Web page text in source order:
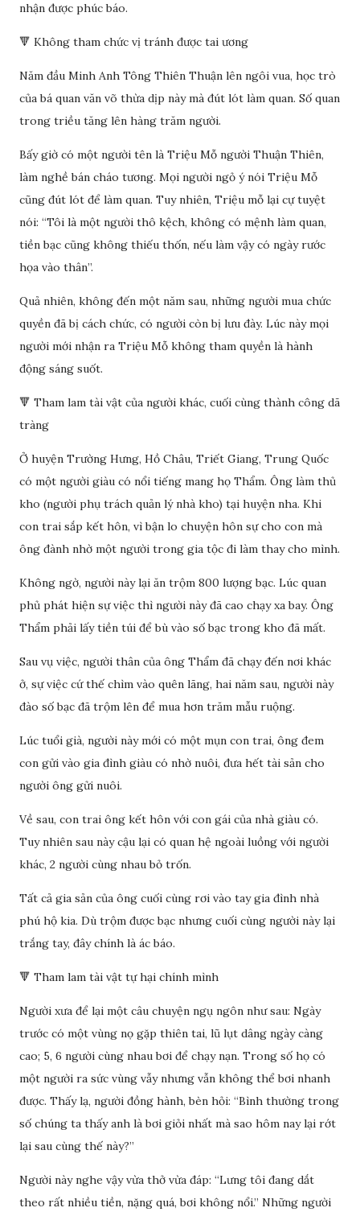
nhận được phúc báo.
🔻 Không tham chức vị tránh được tai ương
Năm đầu Minh Anh Tông Thiên Thuận lên ngôi vua, học trò
của bá quan văn võ thừa dịp này mà đút lót làm quan. Số quan
trong triều tăng lên hàng trăm người.
Bấy giờ có một người tên là Triệu Mỗ người Thuận Thiên,
làm nghề bán cháo tương. Mọi người ngỏ ý nói Triệu Mỗ
cũng đút lót để làm quan. Tuy nhiên, Triệu mỗ lại cự tuyệt
nói: “Tôi là một người thô kệch, không có mệnh làm quan,
tiền bạc cũng không thiếu thốn, nếu làm vậy có ngày rước
họa vào thân”.
Quả nhiên, không đến một năm sau, những người mua chức
quyền đã bị cách chức, có người còn bị lưu đày. Lúc này mọi
người mới nhận ra Triệu Mỗ không tham quyền là hành
động sáng suốt.
🔻 Tham lam tài vật của người khác, cuối cùng thành công dã
tràng
Ở huyện Trường Hưng, Hồ Châu, Triết Giang, Trung Quốc
có một người giàu có nổi tiếng mang họ Thẩm. Ông làm thủ
kho (người phụ trách quản lý nhà kho) tại huyện nha. Khi
con trai sắp kết hôn, vì bận lo chuyện hôn sự cho con mà
ông đành nhờ một người trong gia tộc đi làm thay cho mình.
Không ngờ, người này lại ăn trộm 800 lượng bạc. Lúc quan
phủ phát hiện sự việc thì người này đã cao chạy xa bay. Ông
Thẩm phải lấy tiền túi để bù vào số bạc trong kho đã mất.
Sau vụ việc, người thân của ông Thẩm đã chạy đến nơi khác
ở, sự việc cứ thế chìm vào quên lãng, hai năm sau, người này
đào số bạc đã trộm lên để mua hơn trăm mẫu ruộng.
Lúc tuổi già, người này mới có một mụn con trai, ông đem
con gửi vào gia đình giàu có nhờ nuôi, đưa hết tài sản cho
người ông gửi nuôi.
Về sau, con trai ông kết hôn với con gái của nhà giàu có.
Tuy nhiên sau này cậu lại có quan hệ ngoài luồng với người
khác, 2 người cùng nhau bỏ trốn.
Tất cả gia sản của ông cuối cùng rơi vào tay gia đình nhà
phú hộ kia. Dù trộm được bạc nhưng cuối cùng người này lại
trắng tay, đây chính là ác báo.
🔻 Tham lam tài vật tự hại chính mình
Người xưa để lại một câu chuyện ngụ ngôn như sau: Ngày
trước có một vùng nọ gặp thiên tai, lũ lụt dâng ngày càng
cao; 5, 6 người cùng nhau bơi để chạy nạn. Trong số họ có
một người ra sức vùng vẫy nhưng vẫn không thể bơi nhanh
được. Thấy lạ, người đồng hành, bèn hỏi: “Bình thường trong
số chúng ta thấy anh là bơi giỏi nhất mà sao hôm nay lại rớt
lại sau cùng thế này?”
Người này nghe vậy vừa thở vừa đáp: “Lưng tôi đang dắt
theo rất nhiều tiền, nặng quá, bơi không nổi.” Những người